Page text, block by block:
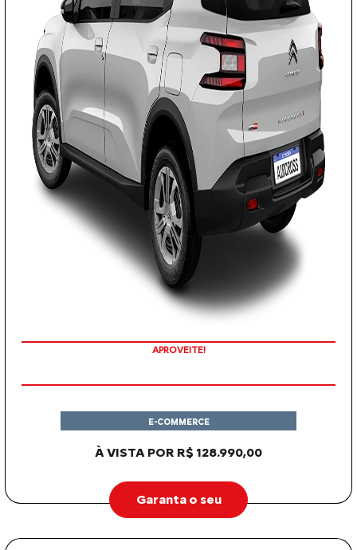
APROVEITE!
À VISTA POR R$ 128.990,00
E-COMMERCE
Garanta o seu